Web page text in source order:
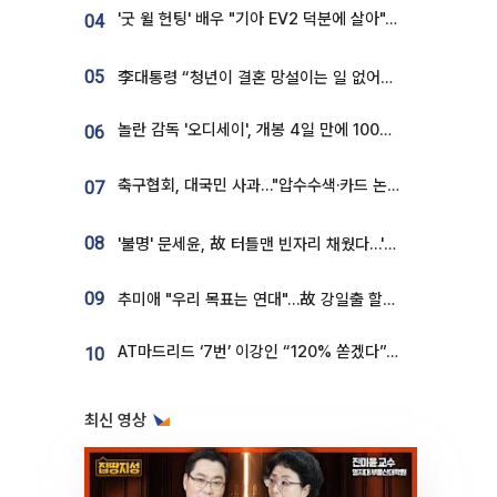
04 '굿 윌 헌팅' 배우 "기아 EV2 덕분에 살아"…교통사고 후 안전성 극찬
05 李대통령 “청년이 결혼 망설이는 일 없어야...제도상 불이익 조사”
06 놀란 감독 '오디세이', 개봉 4일 만에 100만 돌파⋯'왕사남' 보다 빠르다
07 축구협회, 대국민 사과…"압수수색·카드 논란 사죄, 강도 높은 쇄신"
08 '불명' 문세윤, 故 터틀맨 빈자리 채웠다…'거북이' 눈물의 최종 우승
09 추미애 "우리 목표는 연대"…故 강일출 할머니 흉상 제막
10 AT마드리드 ‘7번’ 이강인 “120% 쏟겠다”⋯시메오네 감독 “필요한 선수”
최신 영상